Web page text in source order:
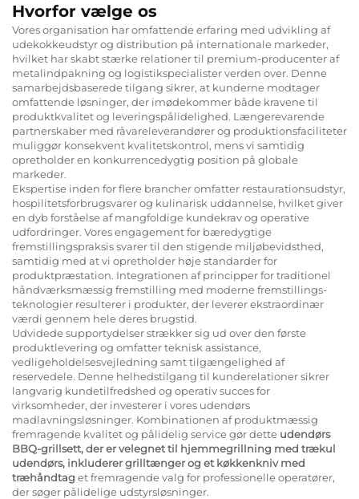
Hvorfor vælge os
Vores organisation har omfattende erfaring med udvikling af
udekokkeudstyr og distribution på internationale markeder,
hvilket har skabt stærke relationer til premium-producenter af
metalindpakning og logistikspecialister verden over. Denne
samarbejdsbaserede tilgang sikrer, at kunderne modtager
omfattende løsninger, der imødekommer både kravene til
produktkvalitet og leveringspålidelighed. Længerevarende
partnerskaber med råvareleverandører og produktionsfaciliteter
muliggør konsekvent kvalitetskontrol, mens vi samtidig
opretholder en konkurrencedygtig position på globale
markeder.
Ekspertise inden for flere brancher omfatter restaurationsudstyr,
hospilitetsforbrugsvarer og kulinarisk uddannelse, hvilket giver
en dyb forståelse af mangfoldige kundekrav og operative
udfordringer. Vores engagement for bæredygtige
fremstillingspraksis svarer til den stigende miljøbevidsthed,
samtidig med at vi opretholder høje standarder for
produktpræstation. Integrationen af principper for traditionel
håndværksmæssig fremstilling med moderne fremstillings-
teknologier resulterer i produkter, der leverer ekstraordinær
værdi gennem hele deres brugstid.
Udvidede supportydelser strækker sig ud over den første
produktlevering og omfatter teknisk assistance,
vedligeholdelsesvejledning samt tilgængelighed af
reservedele. Denne helhedstilgang til kunderelationer sikrer
langvarig kundetilfredshed og operativ succes for
virksomheder, der investerer i vores udendørs
madlavningsløsninger. Kombinationen af produktmæssig
fremragende kvalitet og pålidelig service gør dette udendørs
BBQ-grillsett, der er velegnet til hjemmegrillning med trækul
udendørs, inkluderer grilltænger og et køkkenkniv med
træhåndtaget fremragende valg for professionelle operatører,
der søger pålidelige udstyrsløsninger.